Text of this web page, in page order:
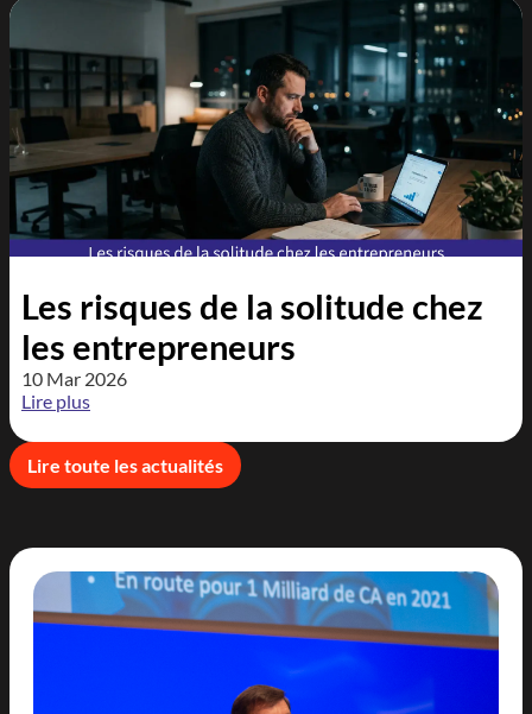
Les risques de la solitude chez
les entrepreneurs
10 Mar 2026
Lire plus
Lire toute les actualités